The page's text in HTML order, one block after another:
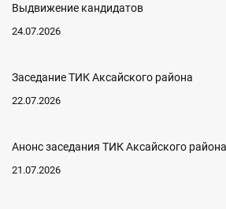
Выдвижение кандидатов
24.07.2026
Заседание ТИК Аксайского района
22.07.2026
Анонс заседания ТИК Аксайского района
21.07.2026